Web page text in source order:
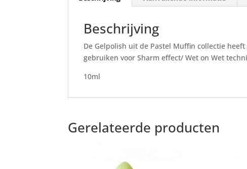
Beschrijving
De Gelpolish uit de Pastel Muffin collectie
gebruiken voor Sharm effect/ Wet on Wet
10ml
Gerelateerde producten